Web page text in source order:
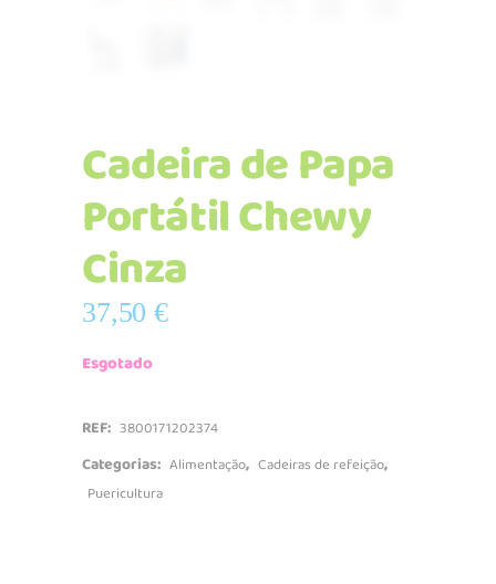
Cadeira de Papa
Portátil Chewy
Cinza
37,50€
Esgotado
REF: 3800171202374
Categorias: Alimentação, Cadeiras de refeição,
Puericultura